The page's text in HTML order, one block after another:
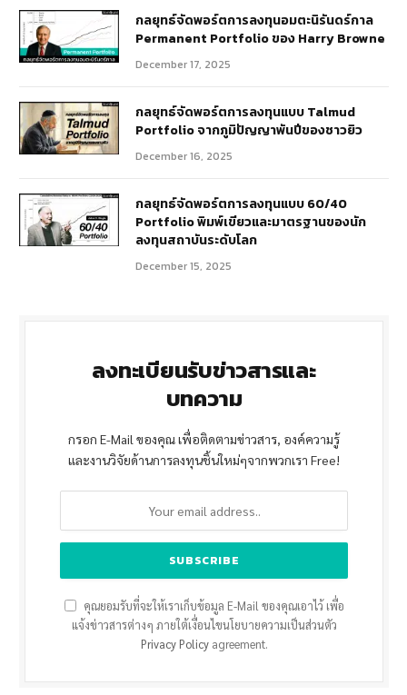
กลยุทธ์​จัดพอร์ตการลงทุนอมตะนิรันดร์กาล
Permanent Portfolio ของ Harry Browne
December 17, 2025
กลยุทธ์จัดพอร์ตการลงทุนแบบ Talmud
Portfolio จากภูมิปัญญาพันปีของชาวยิว
December 16, 2025
กลยุทธ์จัดพอร์ตการลงทุนแบบ 60/40
Portfolio พิมพ์เขียวและมาตรฐานของนัก
ลงทุนสถาบันระดับโลก
December 15, 2025
ลงทะเบียนรับข่าวสารและ
บทความ
กรอก E-Mail ของคุณ เพื่อติดตามข่าวสาร, องค์ความรู้
และงานวิจัยด้านการลงทุนชิ้นใหม่ๆจากพวกเรา Free!
คุณยอมรับที่จะให้เราเก็บข้อมูล E-Mail ของคุณเอาไว้ เพื่อ
แจ้งข่าวสารต่างๆ ภายใต้เงื่อนไขนโยบายความเป็นส่วนตัว
Privacy Policyagreement.